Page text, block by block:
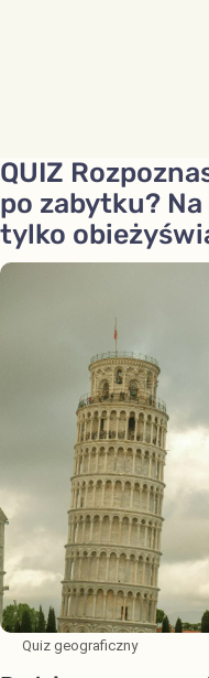
QUIZ
po zabytku?
tylko
Quiz geograficzny